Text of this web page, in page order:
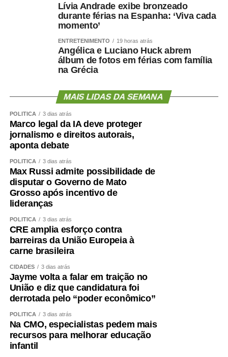
Lívia Andrade exibe bronzeado
durante férias na Espanha: ‘Viva cada
momento’
ENTRETENIMENTO 19 horas atrás
Angélica e Luciano Huck abrem
álbum de fotos em férias com família
na Grécia
MAIS LIDAS DA SEMANA
POLÍTICA 3 dias atrás
Marco legal da IA deve proteger
jornalismo e direitos autorais,
aponta debate
POLÍTICA 3 dias atrás
Max Russi admite possibilidade de
disputar o Governo de Mato
Grosso após incentivo de
lideranças
POLÍTICA 3 dias atrás
CRE amplia esforço contra
barreiras da União Europeia à
carne brasileira
CIDADES 3 dias atrás
Jayme volta a falar em traição no
União e diz que candidatura foi
derrotada pelo “poder econômico”
POLÍTICA 3 dias atrás
Na CMO, especialistas pedem mais
recursos para melhorar educação
infantil